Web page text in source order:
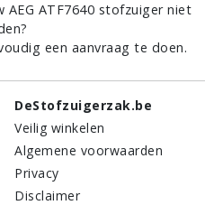
ATF7640 stofzuiger niet
een aanvraag te doen.
DeStofzuigerzak.be
Veilig winkelen
Algemene voorwaarden
Privacy
Disclaimer